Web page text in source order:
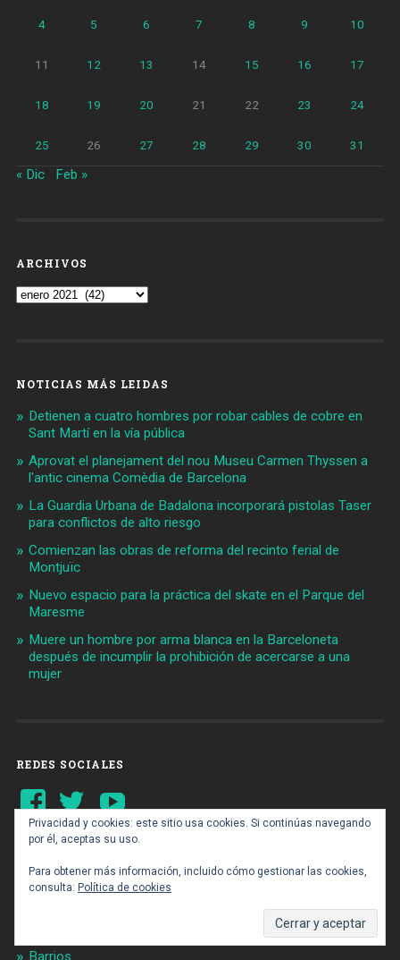
4 5 6 7 8 9 10
11 12 13 14 15 16 17
18 19 20 21 22 23 24
25 26 27 28 29 30 31
« Dic Feb »
ARCHIVOS
Archivos
NOTICIAS MÁS LEIDAS
Detienen a cuatro hombres por robar cables de cobre en
Sant Martí en la vía pública
Aprovat el planejament del nou Museu Carmen Thyssen a
l'antic cinema Comèdia de Barcelona
La Guardia Urbana de Badalona incorporará pistolas Taser
para conflictos de alto riesgo
Comienzan las obras de reforma del recinto ferial de
Montjuïc
Nuevo espacio para la práctica del skate en el Parque del
Maresme
Muere un hombre por arma blanca en la Barceloneta
después de incumplir la prohibición de acercarse a una
mujer
REDES SOCIALES
Ver
perfil
de
Barcelonaaldia
Facebook
Ver
perfil
de
@BCN_aldia
Twitter
CATEGORIAS
Barrios
Privacidad y cookies: este sitio usa cookies. Si continúas navegando
por él, aceptas su uso.
Para obtener más información, incluido cómo gestionar las cookies,
consulta: Política de cookies